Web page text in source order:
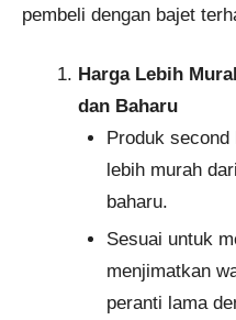
pembeli dengan bajet
Harga Lebih
dan Baharu
Produk
lebih murah
baharu.
Sesuai untuk
menjimatkan
peranti lama